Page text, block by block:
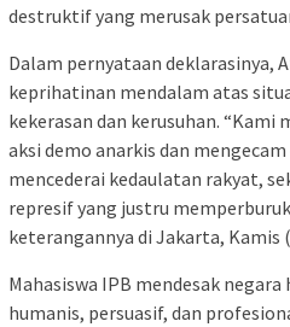
destruktif yang merusak
Dalam pernyataan deklarasinya,
keprihatinan mendalam atas
kekerasan dan kerusuhan.
aksi demo anarkis dan
mencederai kedaulatan rakyat,
represif yang justru
keterangannya di Jakarta, Kamis
Mahasiswa IPB mendesak
humanis, persuasif, dan